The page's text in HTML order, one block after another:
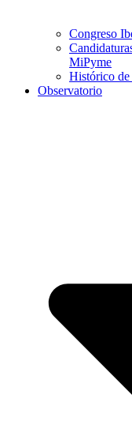
Congreso
MiPyme
Histórico de
Observatorio